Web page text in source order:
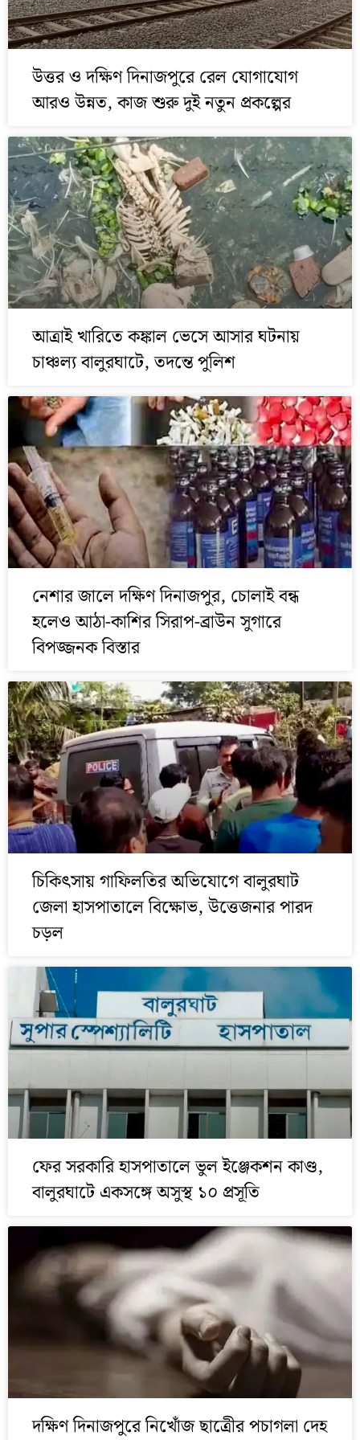
উত্তর ও দক্ষিণ দিনাজপুরে রেল যোগাযোগ
আরও উন্নত, কাজ শুরু দুই নতুন প্রকল্পের
আত্রাই খারিতে কঙ্কাল ভেসে আসার ঘটনায়
চাঞ্চল্য বালুরঘাটে, তদন্তে পুলিশ
নেশার জালে দক্ষিণ দিনাজপুর, চোলাই বন্ধ
হলেও আঠা-কাশির সিরাপ-ব্রাউন সুগারে
বিপজ্জনক বিস্তার
চিকিৎসায় গাফিলতির অভিযোগে বালুরঘাট
জেলা হাসপাতালে বিক্ষোভ, উত্তেজনার পারদ
চড়ল
ফের সরকারি হাসপাতালে ভুল ইঞ্জেকশন কাণ্ড,
বালুরঘাটে একসঙ্গে অসুস্থ ১০ প্রসূতি
দক্ষিণ দিনাজপুরে নিখোঁজ ছাত্রীের পচাগলা দেহ